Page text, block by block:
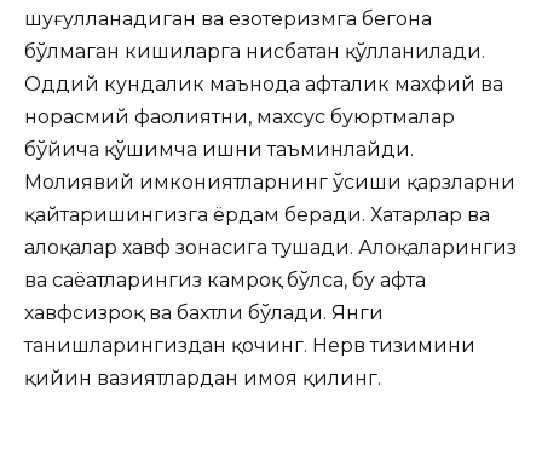
шуғулланадиган ва езотеризмга бегона
бўлмаган кишиларга нисбатан қўлланилади.
Оддий кундалик маънода ҳафталик махфий ва
норасмий фаолиятни, махсус буюртмалар
бўйича қўшимча ишни таъминлайди.
Молиявий имкониятларнинг ўсиши қарзларни
қайтаришингизга ёрдам беради. Хатарлар ва
алоқалар хавф зонасига тушади. Алоқаларингиз
ва саёҳатларингиз камроқ бўлса, бу ҳафта
хавфсизроқ ва бахтли бўлади. Янги
танишларингиздан қочинг. Нерв тизимини
қийин вазиятлардан ҳимоя қилинг.